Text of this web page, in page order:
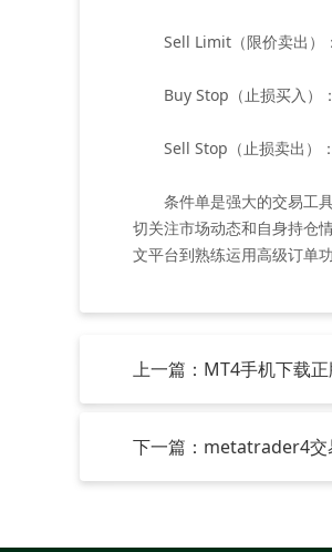
Sell Limit（限价卖出）：
Buy Stop（止损买入）：
Sell Stop（止损卖出）：
条件单是强大的交易工具
切关注市场动态和自身持仓
文平台到熟练运用高级订单
上一篇：MT4手机下载
下一篇：metatrader4交